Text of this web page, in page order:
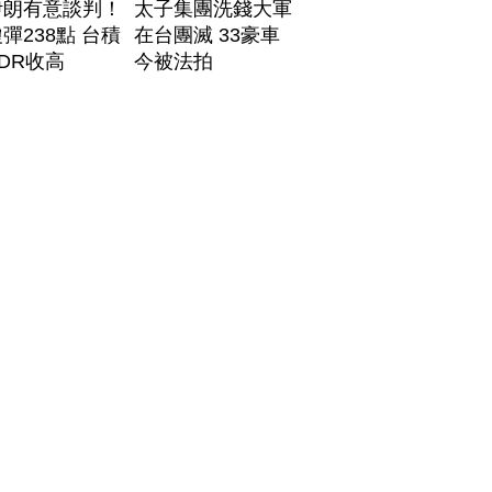
有意談判！
238點 台積
收高
太子集團洗錢大軍
在台團滅 33豪車
今被法拍